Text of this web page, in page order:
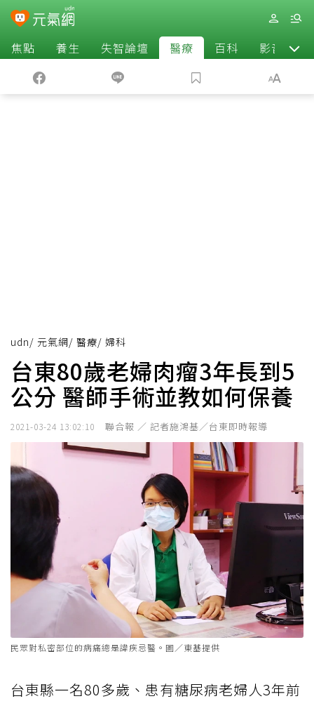
焦點 養生 失智論壇 醫療 百科 影音
udn/ 元氣網/ 醫療/ 婦科
台東80歲老婦肉瘤3年長到5
公分 醫師手術並教如何保養
2021-03-24 13:02:10 聯合報 ／ 記者施鴻基／台東即時報導
民眾對私密部位的病痛總是諱疾忌醫。圖／東基提供
台東縣一名80多歲、患有糖尿病老婦人3年前